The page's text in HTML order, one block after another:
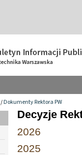
/Dokumenty Rektora PW
Decyzje
2026
2025